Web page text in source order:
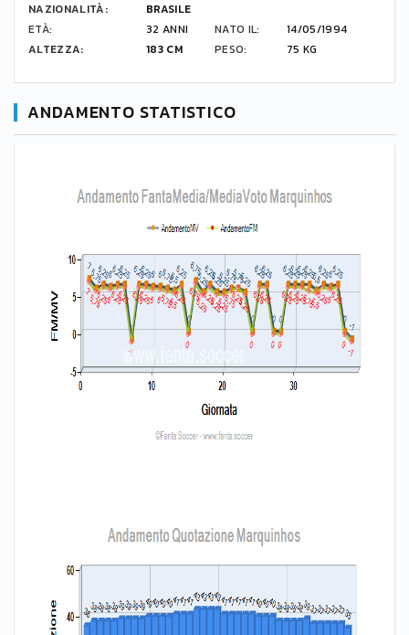
NAZIONALITÀ:
BRASILE
ETÀ:
32 ANNI NATO IL:
14/05/1994
ALTEZZA:
183 CM PESO: 75 KG
ANDAMENTO STATISTICO